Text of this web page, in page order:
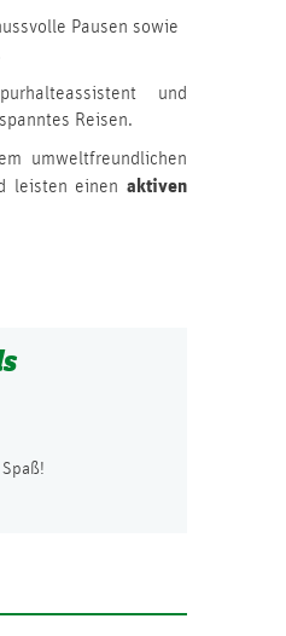
Pausen sowie
und
Reisen.
umweltfreundlichen
leisten einen aktiven